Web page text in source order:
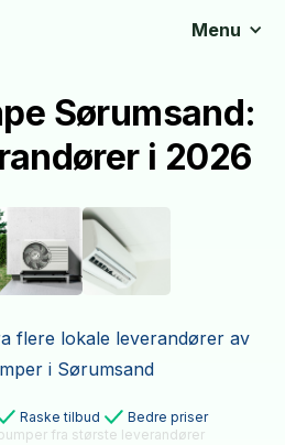
Menu
Sørumsand:
i 2026
flere lokale leverandører av
i Sørumsand
Raske tilbud
Bedre priser
fra største leverandører